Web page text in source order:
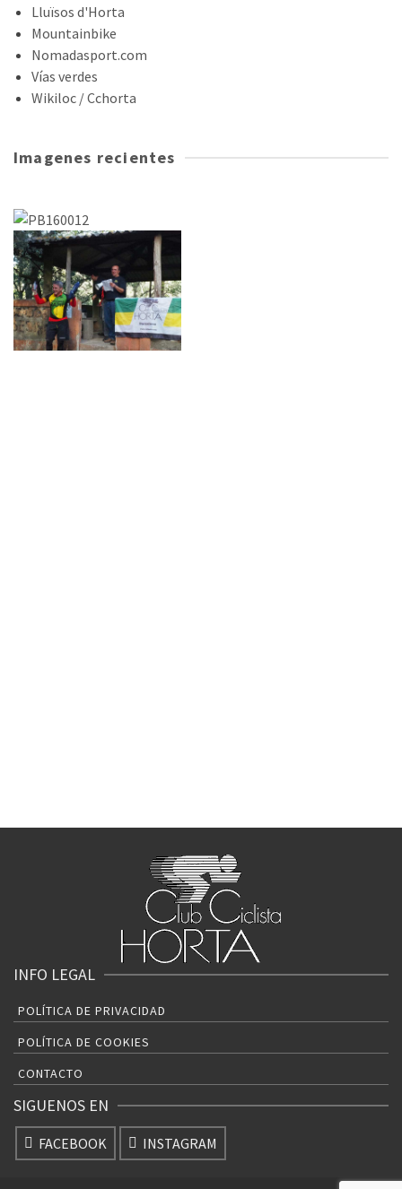
Lluïsos d'Horta
Mountainbike
Nomadasport.com
Vías verdes
Wikiloc / Cchorta
Imagenes recientes
INFO LEGAL
POLÍTICA DE PRIVACIDAD
POLÍTICA DE COOKIES
CONTACTO
SIGUENOS EN
FACEBOOK INSTAGRAM